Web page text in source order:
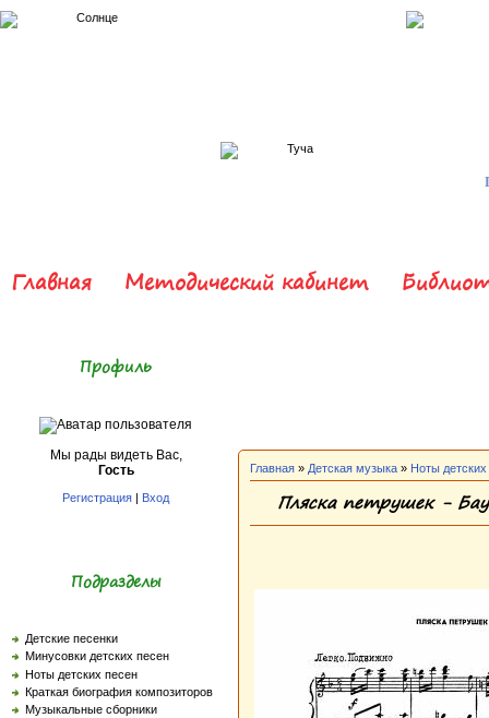
Главная Методический кабинет
Профиль
Мы рады видеть Вас,
Гость
Регистрация | Вход
Подразделы
Детские песенки
Минусовки детских песен
Ноты детских песен
Краткая биография композиторов
Музыкальные сборники
Главная » Детская музыка » Ноты
Пляска петрушек -